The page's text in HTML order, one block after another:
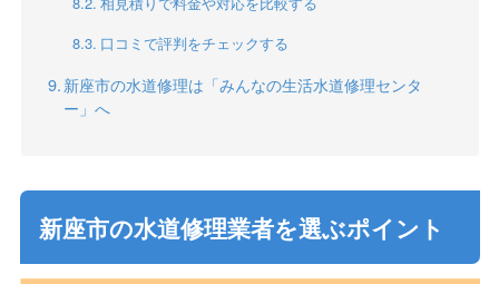
口コミで評判をチェックする
新座市の水道修理は「みんなの生活水道修理センタ
ー」へ
新座市の水道修理業者を選ぶポイント